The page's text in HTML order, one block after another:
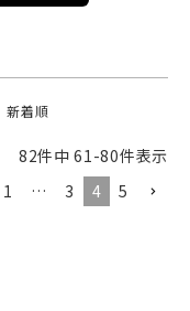
新着順
82件中 61 -80件表示
1
… 3 4 5